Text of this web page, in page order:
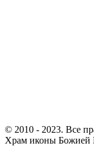
© 2010 - 2023. Все
Храм иконы Божией